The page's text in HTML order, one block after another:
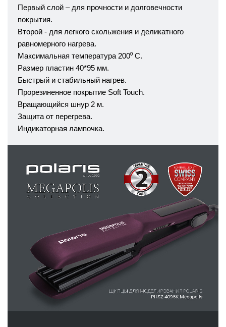
Первый слой – для прочности и долговечности
покрытия.
Второй - для легкого скольжения и деликатного
равномерного нагрева.
Максимальная температура 200⁰ С.
Размер пластин 40*95 мм.
Быстрый и стабильный нагрев.
Прорезиненное покрытие Soft Touch.
Вращающийся шнур 2 м.
Защита от перегрева.
Индикаторная лампочка.